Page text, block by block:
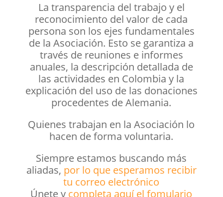
La transparencia del trabajo y el
reconocimiento del valor de cada
persona son los ejes fundamentales
de la Asociación. Esto se garantiza a
través de reuniones e informes
anuales, la descripción detallada de
las actividades en Colombia y la
explicación del uso de las donaciones
procedentes de Alemania.
Quienes trabajan en la Asociación lo
hacen de forma voluntaria.
Siempre estamos buscando más
aliadas, por lo que esperamos recibir
tu correo electrónico
Únete y completa aquí el fomulario